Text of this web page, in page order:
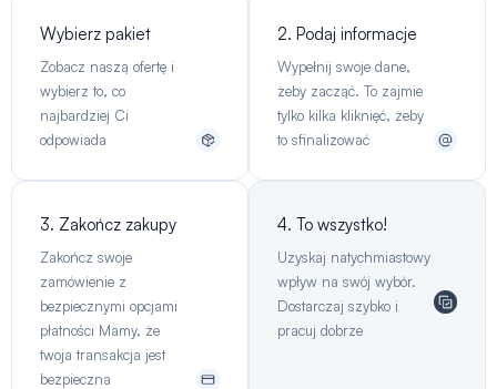
Wybierz pakiet
Zobacz naszą ofertę i
wybierz to, co
najbardziej Ci
odpowiada
2. Podaj informacje
Wypełnij swoje dane,
żeby zacząć. To zajmie
tylko kilka kliknięć, żeby
to sfinalizować
3. Zakończ zakupy
Zakończ swoje
zamówienie z
bezpiecznymi opcjami
płatności Mamy, że
twoja transakcja jest
bezpieczna
4. To wszystko!
Uzyskaj natychmiastowy
wpływ na swój wybór.
Dostarczaj szybko i
pracuj dobrze